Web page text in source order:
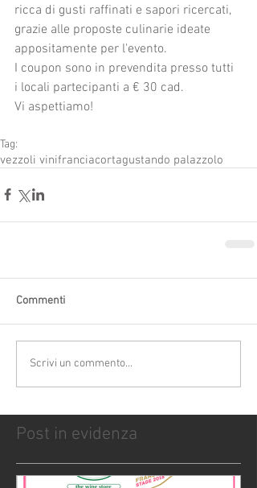
ricca di gusti raffinati e sapori ricercati,
grazie alle proposte culinarie ideate
appositamente per l'evento.
I coupon sono in prevendita presso tutti
i locali partecipanti a € 30 cad.
Vi aspettiamo!
Tag:
vezzoli vinifranciacortagustando palazzolo
Commenti
Scrivi un commento...
Post in evidenza